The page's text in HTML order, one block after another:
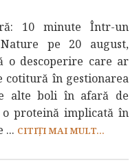
10 minute Într-un
pe 20 august,
o descoperire care ar
cotitură în gestionarea
alte boli în afară de
o proteină implicată în
... CITIȚI MAI MULT...